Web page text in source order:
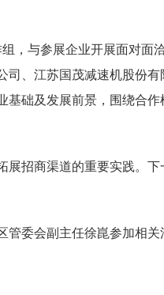
，与参展企业开展面对
、江苏国茂减速机股份
基础及发展前景，围绕合
展招商渠道的重要实践。
委会副主任徐崑参加相关